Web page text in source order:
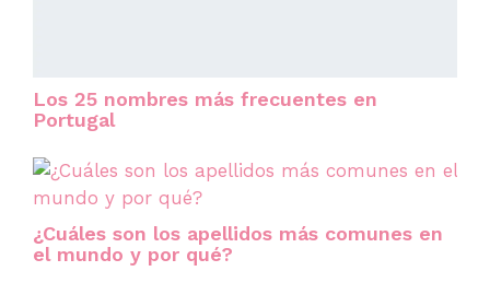
Los 25 nombres más frecuentes en
Portugal
¿Cuáles son los apellidos más comunes en
el mundo y por qué?